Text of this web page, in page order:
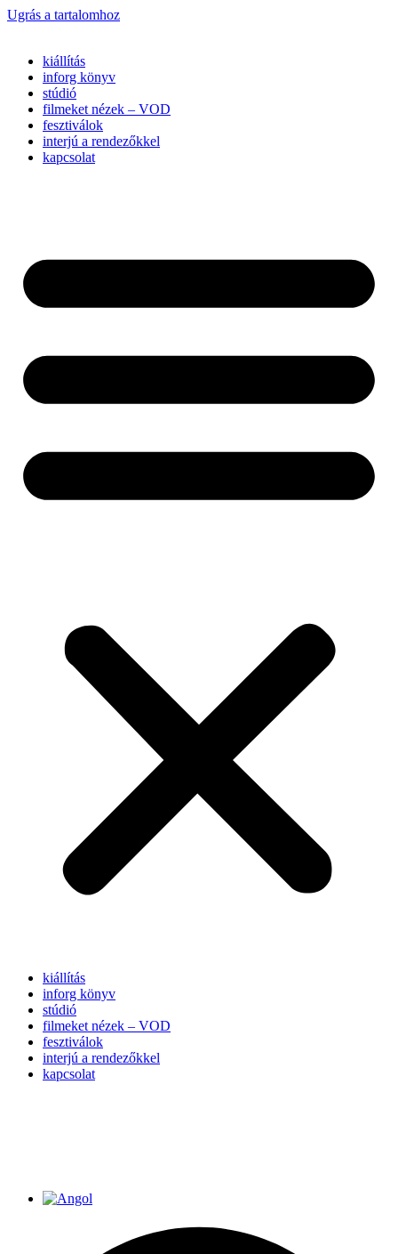
Ugrás a tartalomhoz
kiállítás
inforg könyv
stúdió
filmeket nézek – VOD
fesztiválok
interjú a rendezőkkel
kapcsolat
kiállítás
inforg könyv
stúdió
filmeket nézek – VOD
fesztiválok
interjú a rendezőkkel
kapcsolat